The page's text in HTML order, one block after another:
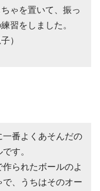
ゃを置いて、振っ
習をしました。
）
一番よくあそんだの
す。
られたボールのよ
で、うちはそのオー